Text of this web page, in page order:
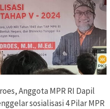
Anggota MPR RI Dapil
sosialisasi 4 Pilar MPR